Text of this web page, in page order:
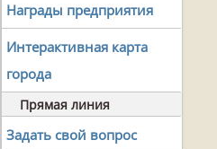
Награды предприятия
Интерактивная карта
города
Прямая линия
Задать свой вопрос